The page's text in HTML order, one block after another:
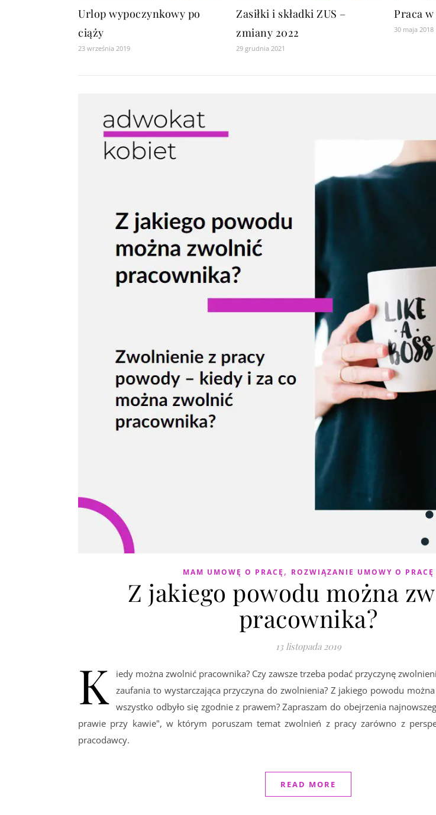
Urlop wypoczynkowy po
ciąży
23 września 2019
Zasiłki i składki ZUS –
zmiany 2022
29 grudnia 2021
Praca
30 maja 2018
MAM UMOWĘ O PRACĘ , ROZWIĄZANIE UMOWY O PRACĘ
Z jakiego powodu można
pracownika?
13 listopada 2019
K
iedy można zwolnić pracownika? Czy zawsze trzeba podać przyczynę
zaufania to wystarczająca przyczyna do zwolnienia? Z jakiego powodu
wszystko odbyło się zgodnie z prawem? Zapraszam do obejrzenia
prawie przy kawie", w którym poruszam temat zwolnień z pracy zarówno z
pracodawcy.
READ MORE